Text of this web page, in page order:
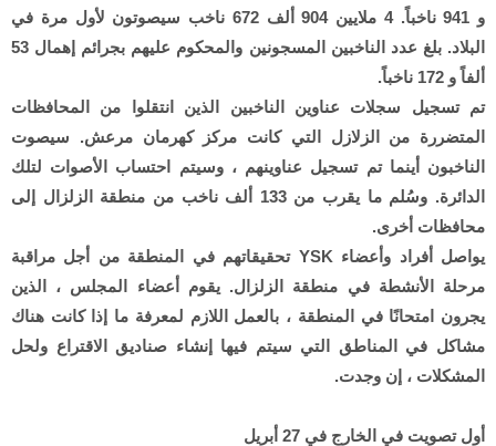
و 941 ناخباً. 4 ملايين 904 ألف 672 ناخب سيصوتون لأول مرة في
البلاد. بلغ عدد الناخبين المسجونين والمحكوم عليهم بجرائم إهمال 53
ألفاً و 172 ناخباً.
تم تسجيل سجلات عناوين الناخبين الذين انتقلوا من المحافظات
المتضررة من الزلازل التي كانت مركز كهرمان مرعش. سيصوت
الناخبون أينما تم تسجيل عناوينهم ، وسيتم احتساب الأصوات لتلك
الدائرة. وسُلم ما يقرب من 133 ألف ناخب من منطقة الزلزال إلى
محافظات أخرى.
يواصل أفراد وأعضاء YSK تحقيقاتهم في المنطقة من أجل مراقبة
مرحلة الأنشطة في منطقة الزلزال. يقوم أعضاء المجلس ، الذين
يجرون امتحانًا في المنطقة ، بالعمل اللازم لمعرفة ما إذا كانت هناك
مشاكل في المناطق التي سيتم فيها إنشاء صناديق الاقتراع ولحل
المشكلات ، إن وجدت.
أول تصويت في الخارج في 27 أبريل